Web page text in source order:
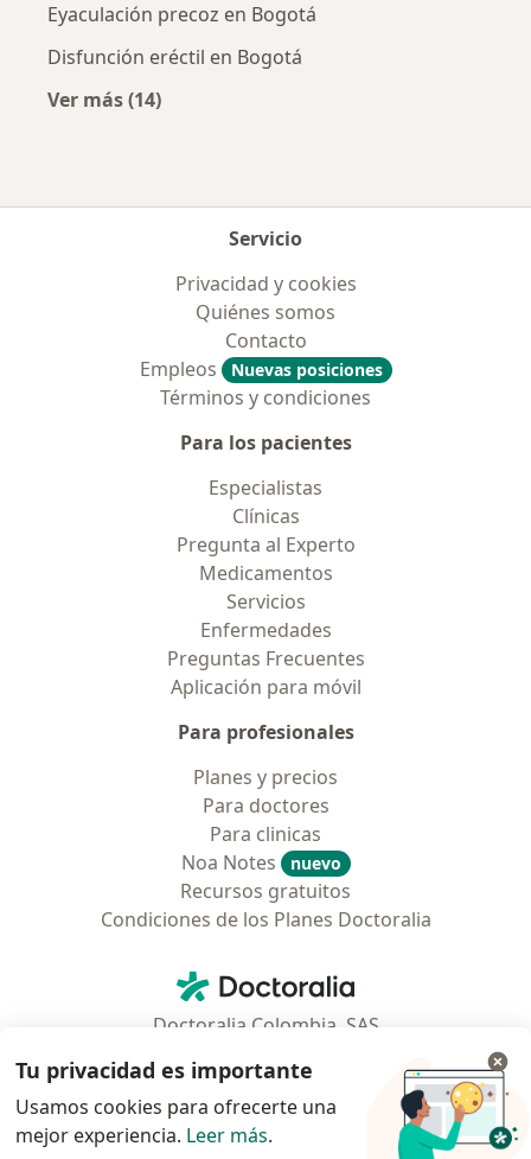
Eyaculación precoz en Bogotá
Disfunción eréctil en Bogotá
Ver más (14)
Servicio
Privacidad y cookies
Quiénes somos
Contacto
Empleos
Nuevas posiciones
Términos y condiciones
Para los pacientes
Especialistas
Clínicas
Pregunta al Experto
Medicamentos
Servicios
Enfermedades
Preguntas Frecuentes
Aplicación para móvil
Para profesionales
Planes y precios
Para doctores
Para clinicas
Noa Notes
nuevo
Recursos gratuitos
Condiciones de los Planes Doctoralia
Doctoralia - Página de inicio
Doctoralia Colombia, SAS
Municipio: Bogotá D.C., Colombia
Tu privacidad es importante
Usamos cookies para ofrecerte una
mejor experiencia. Leer más.